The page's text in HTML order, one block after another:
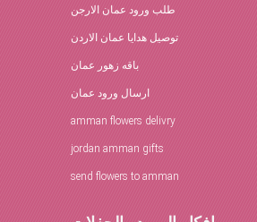
طلب ورود عمان الارجن
توصيل هدايا عمان الاردن
باقه زهور عمان
ارسال ورود عمان
amman flowers delivry
jordan amman gifts
send flowers to amman